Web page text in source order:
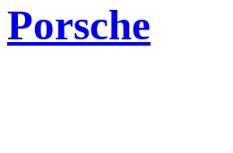
Porsche